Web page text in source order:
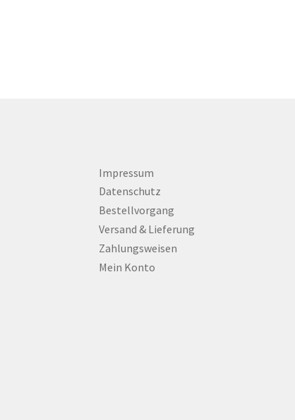
Impressum
Datenschutz
Bestellvorgang
Versand & Lieferung
Zahlungsweisen
Mein Konto